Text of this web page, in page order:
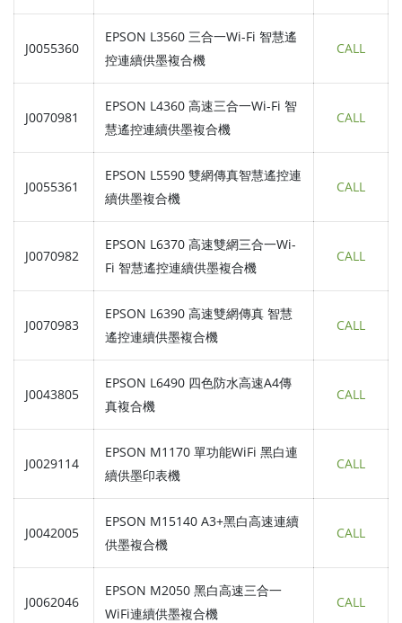
J0055360
EPSON L3560 三合一Wi-Fi 智慧遙
控連續供墨複合機
CALL
J0070981
EPSON L4360 高速三合一Wi-Fi 智
慧遙控連續供墨複合機
CALL
J0055361
EPSON L5590 雙網傳真智慧遙控連
續供墨複合機
CALL
J0070982
EPSON L6370 高速雙網三合一Wi-
Fi 智慧遙控連續供墨複合機
CALL
J0070983
EPSON L6390 高速雙網傳真 智慧
遙控連續供墨複合機
CALL
J0043805
EPSON L6490 四色防水高速A4傳
真複合機
CALL
J0029114
EPSON M1170 單功能WiFi 黑白連
續供墨印表機
CALL
J0042005
EPSON M15140 A3+黑白高速連續
供墨複合機
CALL
J0062046
EPSON M2050 黑白高速三合一
WiFi連續供墨複合機
CALL